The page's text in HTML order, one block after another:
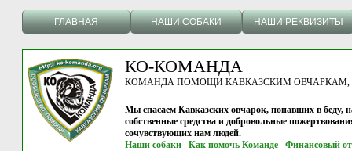
ГЛАВНАЯ НАШИ СОБАКИ НАШИ РЕКВИЗИТЫ
КО-КОМАНДА
КОМАНДА ПОМОЩИ КАВКАЗСКИМ ОВЧАРКАМ, г.
Мы спасаем Кавказских овчарок, попавших в беду,
собственные средства и добровольные
сочувствующих нам людей.
Наши собаки
Как помочь Команде Финансовый